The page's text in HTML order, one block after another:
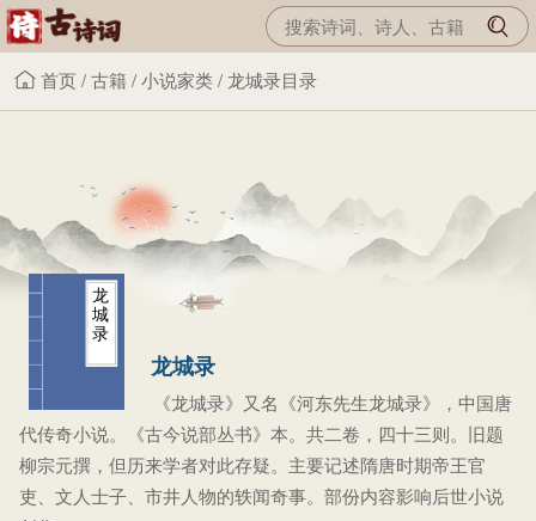
首页/古籍 /小说家类/龙城录目录
龙
城
录
龙城录
《龙城录》又名《河东先生龙城录》，中国唐
代传奇小说。《古今说部丛书》本。共二卷，四十三则。旧题
柳宗元撰，但历来学者对此存疑。主要记述隋唐时期帝王官
吏、文人士子、市井人物的轶闻奇事。部份内容影响后世小说